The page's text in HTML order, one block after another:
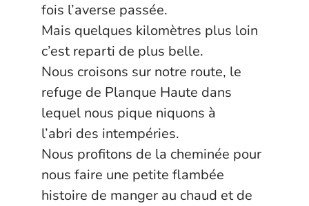
fois l’averse passée.
Mais quelques kilomètres plus loin
c’est reparti de plus belle.
Nous croisons sur notre route, le
refuge de Planque Haute dans
lequel nous pique niquons à
l’abri des intempéries.
Nous profitons de la cheminée pour
nous faire une petite flambée
histoire de manger au chaud et de